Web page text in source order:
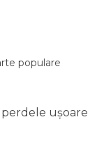
populare
ușoare